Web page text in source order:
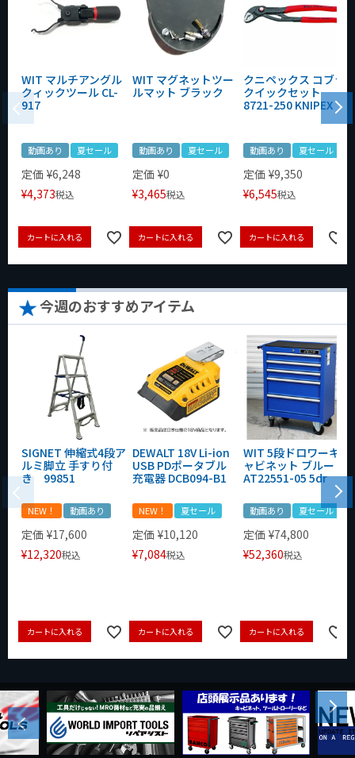
WIT マルチアングル
クィックツール CL-
917
動画あり 夏セール
定価 ¥6,248
¥4,373税込
カートに入れる
WIT マグネットツー
ルマット ブラック
動画あり 夏セール
定価 ¥0
¥3,465税込
カートに入れる
クニペックス コブラ
クイックセット
8721-250 KNIPEX
動画あり 夏セール
定価 ¥9,350
¥6,545税込
カートに入れる
今週のおすすめアイテム
SIGNET 伸縮式4段ア
ルミ脚立 手すり付
き 99851
NEW！ 動画あり
定価 ¥17,600
¥12,320税込
カートに入れる
DEWALT 18V Li-ion
USB PDポータブル
充電器 DCB094-B1
NEW！ 夏セール
定価 ¥10,120
¥7,084税込
カートに入れる
WIT 5段ドロワーキ
ャビネット ブルー
AT22551-05 5dr
動画あり 夏セール
定価 ¥74,800
¥52,360税込
カートに入れる
Previous
Next